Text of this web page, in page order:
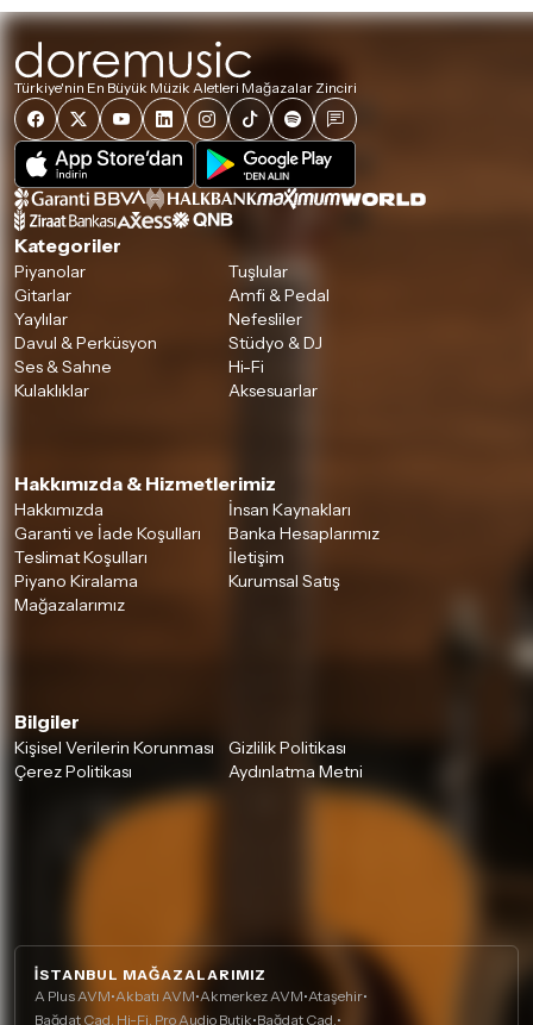
Türkiye'nin En Büyük Müzik Aletleri Mağazalar Zinciri
Kategoriler
Piyanolar
Tuşlular
Gitarlar
Amfi & Pedal
Yaylılar
Nefesliler
Davul & Perküsyon
Stüdyo & DJ
Ses & Sahne
Hi-Fi
Kulaklıklar
Aksesuarlar
Hakkımızda & Hizmetlerimiz
Hakkımızda
İnsan Kaynakları
Garanti ve İade Koşulları
Banka Hesaplarımız
Teslimat Koşulları
İletişim
Piyano Kiralama
Kurumsal Satış
Mağazalarımız
Bilgiler
Kişisel Verilerin Korunması
Gizlilik Politikası
Çerez Politikası
Aydınlatma Metni
İSTANBUL MAĞAZALARIMIZ
A Plus AVM•Akbatı AVM•Akmerkez AVM•Ataşehir•
Bağdat Cad. Hi-Fi, Pro Audio Butik•Bağdat Cad.•